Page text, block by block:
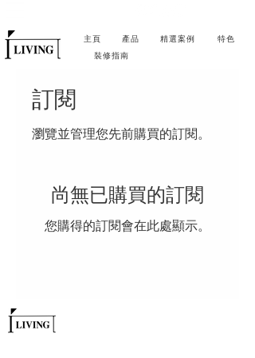
主頁 產品 精選案例
特色
裝修指南
訂閱
瀏覽並管理您先前購買的訂閱。
尚無已購買的訂閱
您購得的訂閱會在此處顯示。